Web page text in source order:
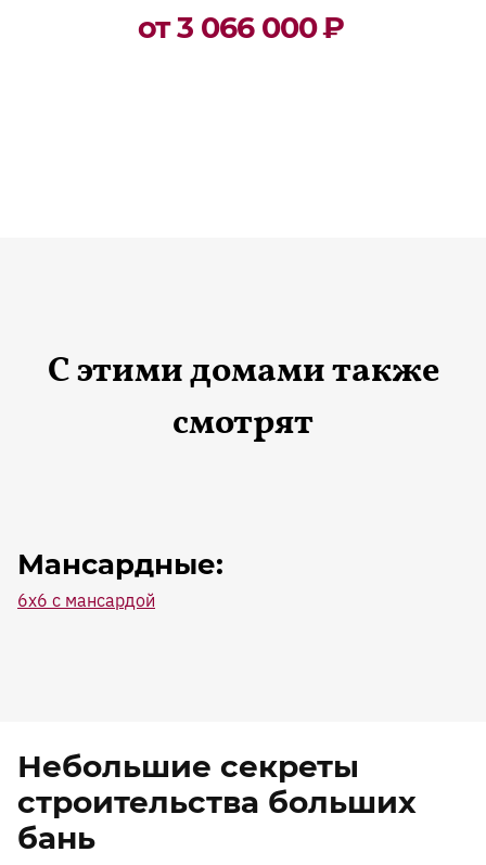
от 3 066 000₽
С этими домами также
смотрят
Мансардные:
6х6 с мансардой
Небольшие секреты
строительства больших
бань